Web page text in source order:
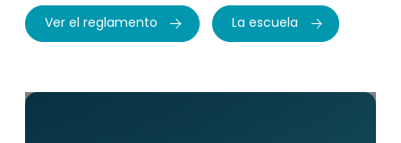
Ver el reglamento La escuela